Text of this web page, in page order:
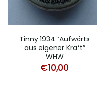
Tinny 1934 “Aufwärts
aus eigener Kraft”
WHW
€10,00